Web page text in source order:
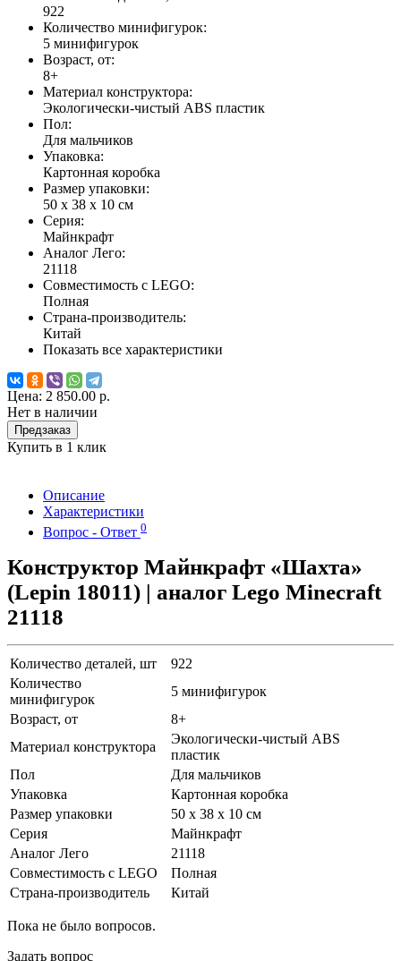
922
Количество минифигурок:
5 минифигурок
Возраст, от:
8+
Материал конструктора:
Экологически-чистый ABS пластик
Пол:
Для мальчиков
Упаковка:
Картонная коробка
Размер упаковки:
50 х 38 х 10 см
Серия:
Майнкрафт
Аналог Лего:
21118
Совместимость с LEGO:
Полная
Страна-производитель:
Китай
Показать все характеристики
Цена: 2 850.00 р.
Нет в наличии
Предзаказ
Купить в 1 клик
Описание
Характеристики
Вопрос - Ответ 0
Конструктор Майнкрафт «Шахта»
(Lepin 18011) | аналог Lego Minecraft
21118
Количество деталей, шт
922
Количество
минифигурок
5 минифигурок
Возраст, от
8+
Материал конструктора
Экологически-чистый ABS
пластик
Пол
Для мальчиков
Упаковка
Картонная коробка
Размер упаковки
50 х 38 х 10 см
Серия
Майнкрафт
Аналог Лего
21118
Совместимость с LEGO
Полная
Страна-производитель
Китай
Пока не было вопросов.
Задать вопрос